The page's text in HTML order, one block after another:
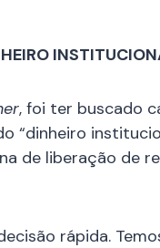
, foi ter buscado
“dinheiro
de liberação de
rápida.